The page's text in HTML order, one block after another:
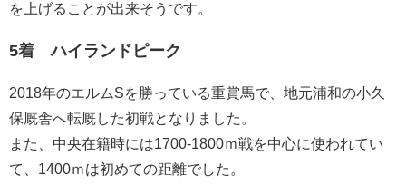
を上げることが出来そうです。
5着 ハイランドピーク
2018年のエルムSを勝っている重賞馬で、地元浦和の小久
保厩舎へ転厩した初戦となりました。
また、中央在籍時には1700-1800ｍ戦を中心に使われてい
て、1400ｍは初めての距離でした。